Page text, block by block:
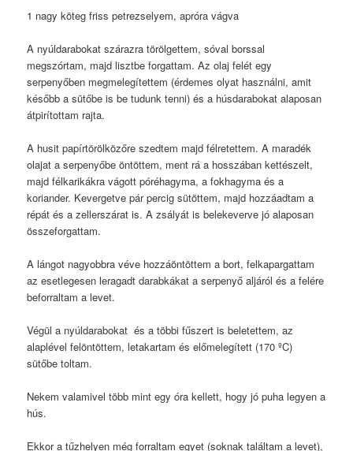
1 nagy köteg friss petrezselyem, apróra vágva
A nyúldarabokat szárazra törölgettem, sóval borssal
megszórtam, majd lisztbe forgattam. Az olaj felét egy
serpenyőben megmelegítettem (érdemes olyat használni, amit
később a sütőbe is be tudunk tenni) és a húsdarabokat alaposan
átpirítottam rajta.
A husit papírtörölközőre szedtem majd félretettem. A maradék
olajat a serpenyőbe öntöttem, ment rá a hosszában kettészelt,
majd félkarikákra vágott póréhagyma, a fokhagyma és a
koriander. Kevergetve pár percig sütöttem, majd hozzáadtam a
répát és a zellerszárat is. A zsályát is belekeverve jó alaposan
összeforgattam.
A lángot nagyobbra véve hozzáöntöttem a bort, felkapargattam
az esetlegesen leragadt darabkákat a serpenyő aljáról és a felére
beforraltam a levet.
Végül a nyúldarabokat és a többi fűszert is beletettem, az
alaplével felöntöttem, letakartam és előmelegített (170 ºC)
sütőbe toltam.
Nekem valamivel több mint egy óra kellett, hogy jó puha legyen a
hús.
Ekkor a tűzhelyen még forraltam egyet (soknak találtam a levet),